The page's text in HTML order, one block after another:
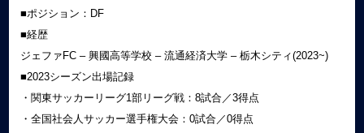
■ポジション：DF
■経歴
ジェファFC – 興國高等学校 – 流通経済大学 – 栃木シティ(2023~)
■2023シーズン出場記録
・関東サッカーリーグ1部リーグ戦：8試合／3得点
・全国社会人サッカー選手権大会：0試合／0得点